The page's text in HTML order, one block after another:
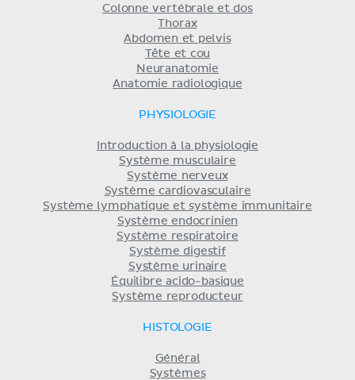
Colonne vertébrale et dos
Thorax
Abdomen et pelvis
Tête et cou
Neuranatomie
Anatomie radiologique
PHYSIOLOGIE
Introduction à la physiologie
Système musculaire
Système nerveux
Système cardiovasculaire
Système lymphatique et système immunitaire
Système endocrinien
Système respiratoire
Système digestif
Système urinaire
Équilibre acido-basique
Système reproducteur
HISTOLOGIE
Général
Systèmes